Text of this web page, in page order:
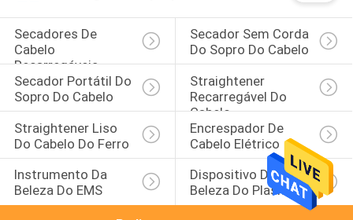
Secadores De
Cabelo
Recarregáveis
Secador Sem Corda
Do Sopro Do Cabelo
Secador Portátil Do
Sopro Do Cabelo
Straightener
Recarregável Do
Cabelo
Straightener Liso
Do Cabelo Do Ferro
Encrespador De
Cabelo Elétrico
Instrumento Da
Beleza Do EMS
Dispositivo Da
Beleza Do Plasma